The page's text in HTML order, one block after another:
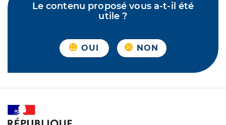
Le contenu proposé vous a-t-il été
utile ?
OUI NON